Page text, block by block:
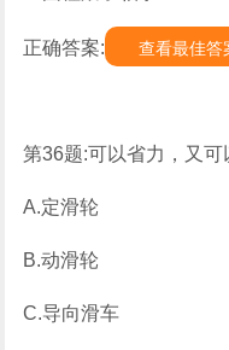
正确答案: 查看最佳答
第36题:可以省力，又可
A.定滑轮
B.动滑轮
C.导向滑车